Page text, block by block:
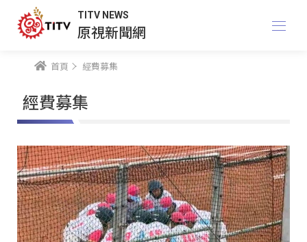
TITV NEWS
原視新聞網
首頁 經費募集
經費募集